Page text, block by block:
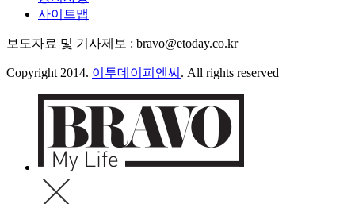
사이트맵
보도자료 및 기사제보 : bravo@etoday.co.kr
Copyright 2014. 이투데이피엔씨 . All rights reserved